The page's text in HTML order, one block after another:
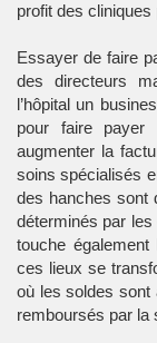
profit des cliniques
Essayer de faire
des directeurs
l’hôpital un
pour faire payer
augmenter la
soins spécialisés
des hanches sont
déterminés par les
touche
ces lieux se
où les soldes sont
remboursés par la